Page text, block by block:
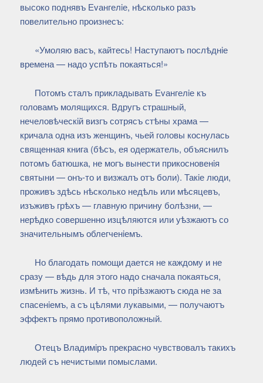
высоко поднявъ Еvангелiе, нѣсколько разъ
повелительно произнесъ:
«Умоляю васъ, кайтесь! Наступаютъ послѣднiе
времена — надо успѣть покаяться!»
Потомъ сталъ прикладывать Еvангелiе къ
головамъ молящихся. Вдругъ страшный,
нечеловѣческiй визгъ сотрясъ стѣны храма —
кричала одна изъ женщинъ, чьей головы коснулась
священная книга (бѣсъ, ея одержатель, объяснилъ
потомъ батюшка, не могъ вынести прикосновенiя
святыни — онъ-то и визжалъ отъ боли). Такiе люди,
проживъ здѣсь нѣсколько недѣль или мѣсяцевъ,
изъживъ грѣхъ — главную причину болѣзни, —
нерѣдко совершенно изцѣляются или уѣзжаютъ со
значительнымъ облегченiемъ.
Но благодать помощи дается не каждому и не
сразу — вѣдь для этого надо сначала покаяться,
измѣнить жизнь. И тѣ, что прiѣзжаютъ сюда не за
спасенiемъ, а съ цѣлями лукавыми, — получаютъ
эффектъ прямо противоположный.
Отецъ Владимiръ прекрасно чувствовалъ такихъ
людей съ нечистыми помыслами.